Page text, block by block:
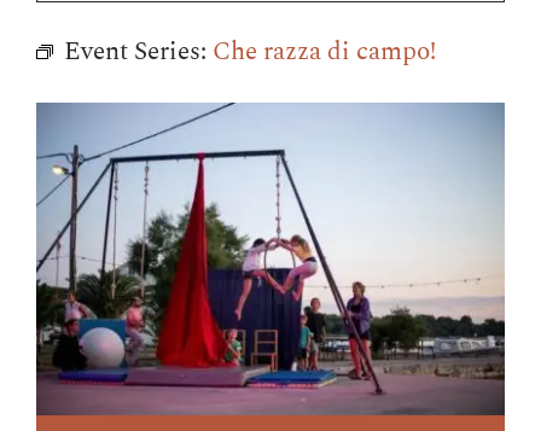
Scuola
Contattaci
Search
for:
Event Series: Che razza di campo!